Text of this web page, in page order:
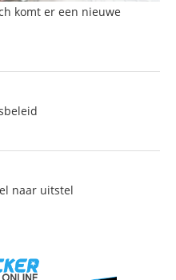
komt er een nieuwe
naar uitstel